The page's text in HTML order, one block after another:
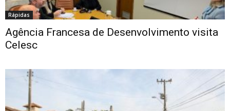
Rápidas
Agência Francesa de Desenvolvimento visita
Celesc